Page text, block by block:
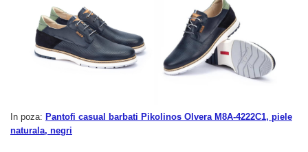
In poza: Pantofi casual barbati Pikolinos Olvera M8A-4222C1, piele
naturala, negri